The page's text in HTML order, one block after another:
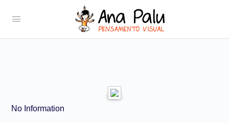
No Information